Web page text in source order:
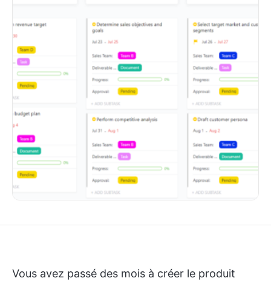
Vous avez passé des mois à créer le produit